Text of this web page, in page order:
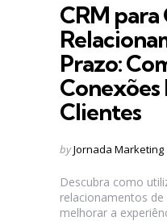
CRM para
Prazo:
Clientes
Posted
byJornada Marketing
Descubra como
relacionamentos
melhorar a